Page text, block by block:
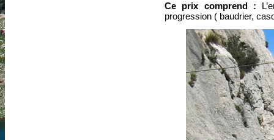
Ce prix comprend :
progression ( baudrier,